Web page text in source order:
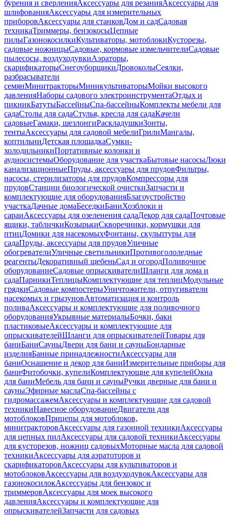
бурения и сверленияАксессуары для резанияАксессуары для
шлифованияАксессуары для измерительных
приборовАксессуары для станковДом и садСадовая
техникаТриммеры, бензокосыЦепные
пилыГазонокосилкиКультиваторы, мотоблокиКусторезы,
садовые ножницыСадовые, кормовые измельчителиСадовые
пылесосы, воздуходувкиАэраторы,
скарификаторыСнегоуборщикиДровоколыСеялки,
разбрасыватели
семянМинитракторыМиникультиваторыМойки высокого
давленияНаборы садового электроинструментаОтдых и
пикникБатутыБассейныСпа-бассейныКомплекты мебели для
садаСтолы для садаСтулья, кресла для садаКачели
садовыеГамаки, шезлонгиРаскладушкиЗонты,
тентыАксессуары для садовой мебелиГрилиМангалы,
коптильниДетская площадкаСумки-
холодильникиПортативные колонки и
аудиосистемыОборудование для участкаБытовые насосыЛюки
канализационныеПруды, аксессуары для прудовФильтры,
насосы, стерилизаторы для прудовКомпрессоры для
прудовСтанции биологической очисткиЗапчасти и
комплектующие для оборудованияБлагоустройство
участкаДачные домаБеседкиБаниХозблоки и
сараиАксессуары для озеленения садаДекор для садаПочтовые
ящики, табличкиКозырькиСкворечники, кормушки для
птицДомики для насекомыхФонтаны, скульптуры для
садаПруды, аксессуары для прудовУличные
обогревателиУличные светильникиПротивогололедные
реагентыДекоративный щебеньСад и огородПоливочное
оборудованиеСадовые опрыскивателиШланги для дома и
садаПарникиТеплицыКомплектующие для теплицМодульные
грядкиСадовые компостерыУничтожители, отпугиватели
насекомых и грызуновАвтоматизация и контроль
поливаАксессуары и комплектующие для поливочного
оборудованияУкрывные материалыБочки, баки
пластиковыеАксессуары и комплектующие для
опрыскивателейШланги для опрыскивателейТовары для
баниБаниСауныДвери для бани и сауныБондарные
изделияБанные принадлежностиАксессуары для
баниОснащение и декор для баниИзмерительные приборы для
баниФитобочки, купелиКомплектующие для купелейОкна
для баниМебель для бани и сауныРучки дверные для бани и
сауныЭфирные маслаСпа-бассейны с
гидромассажемАксессуары и комплектующие для садовой
техникиНавесное оборудованиеДвигатели для
мотоблоковПрицепы для мотоблоков,
минитракторовАксессуары для газонной техникиАксессуары
для цепных пилАксессуары для садовой техникиАксессуары
для кусторезов, ножниц садовыхМоторные масла для садовой
техникиАксессуары для аэратоторов и
скарификаторовАксессуары для культиваторов и
мотоблоковАксессуары для воздуходувокАксессуары для
газонокосилокАксессуары для бензокос и
триммеровАксессуары для моек высокого
давленияАксессуары и комплектующие для
опрыскивателейЗапчасти для садовых